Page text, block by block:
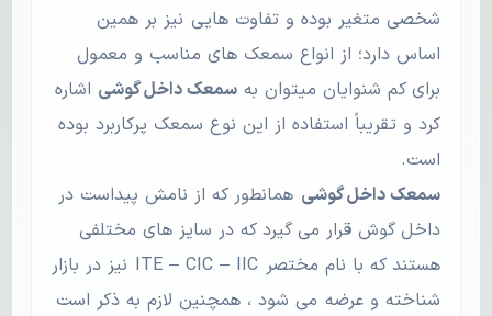
شخصی متغیر بوده و تفاوت هایی نیز بر همین
اساس دارد؛ از انواع سمعک های مناسب و معمول
برای کم شنوایان میتوان به سمعک داخل گوشی اشاره
کرد و تقریباً استفاده از این نوع سمعک پرکاربرد بوده
است.
سمعک داخل گوشی همانطور که از نامش پیداست در
داخل گوش قرار می گیرد که در سایز های مختلفی
هستند که با نام مختصر ITE – CIC – IIC نیز در بازار
شناخته و عرضه می شود ، همچنین لازم به ذکر است